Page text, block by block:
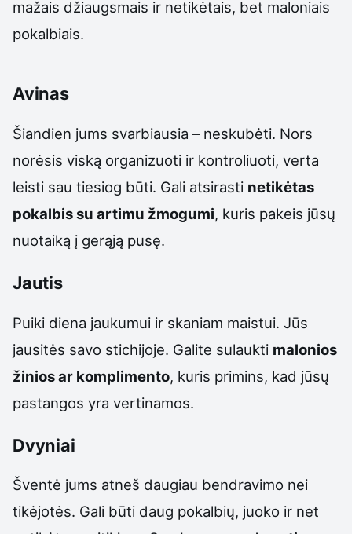
mažais džiaugsmais ir netikėtais, bet maloniais
pokalbiais.
Avinas
Šiandien jums svarbiausia – neskubėti. Nors
norėsis viską organizuoti ir kontroliuoti, verta
leisti sau tiesiog būti. Gali atsirasti netikėtas
pokalbis su artimu žmogumi, kuris pakeis jūsų
nuotaiką į gerąją pusę.
Jautis
Puiki diena jaukumui ir skaniam maistui. Jūs
jausitės savo stichijoje. Galite sulaukti malonios
žinios ar komplimento, kuris primins, kad jūsų
pastangos yra vertinamos.
Dvyniai
Šventė jums atneš daugiau bendravimo nei
tikėjotės. Gali būti daug pokalbių, juoko ir net